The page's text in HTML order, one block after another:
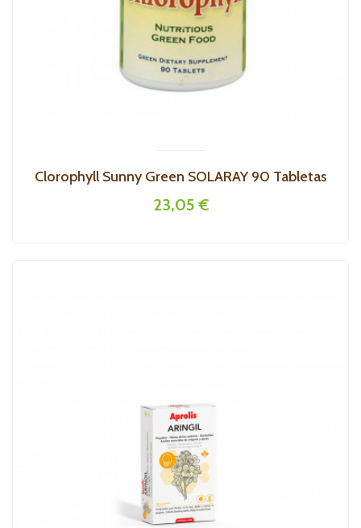
Clorophyll Sunny Green SOLARAY 90 Tabletas
23,05 €